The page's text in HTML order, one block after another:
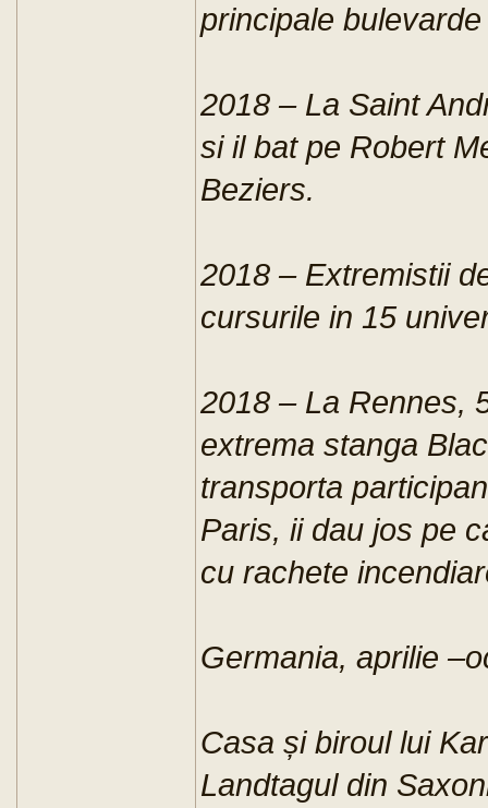
principale
2018 – La Saint
si il bat pe Robert
Beziers.
2018 – Extremistii
cursurile in 15
2018 – La Rennes,
extrema stanga
transporta
Paris, ii dau jos pe
cu rachete
Germania, aprilie
Casa și biroul lui
Landtagul din